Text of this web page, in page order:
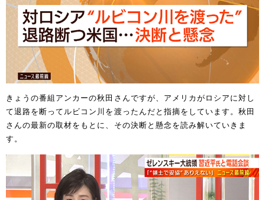
きょうの番組アンカーの秋田さんですが、アメリカがロシアに対し
て退路を断ってルビコン川を渡ったんだと指摘をしています。秋田
さんの最新の取材をもとに、その決断と懸念を読み解いていきま
す。